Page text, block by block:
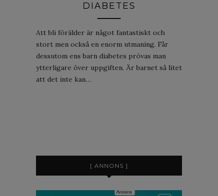
DIABETES
Att bli förälder är något fantastiskt och
stort men också en enorm utmaning. Får
dessutom ens barn diabetes prövas man
ytterligare över uppgiften. Är barnet så litet
att det inte kan…
[ ANNONS ]